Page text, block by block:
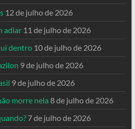
12 de julho de 2026
adiar 11 de julho de 2026
dentro 10 de julho de 2026
9 de julho de 2026
9 de julho de 2026
morre nela 8 de julho de 2026
7 de julho de 2026